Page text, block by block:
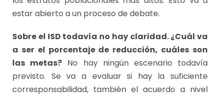
estar abierto a un proceso de debate.
Sobre el ISD todavía no hay claridad. ¿Cuál va
a ser el porcentaje de reducción, cuáles son
las metas? No hay ningún escenario todavía
previsto. Se va a evaluar si hay la suficiente
corresponsabilidad, también el acuerdo a nivel